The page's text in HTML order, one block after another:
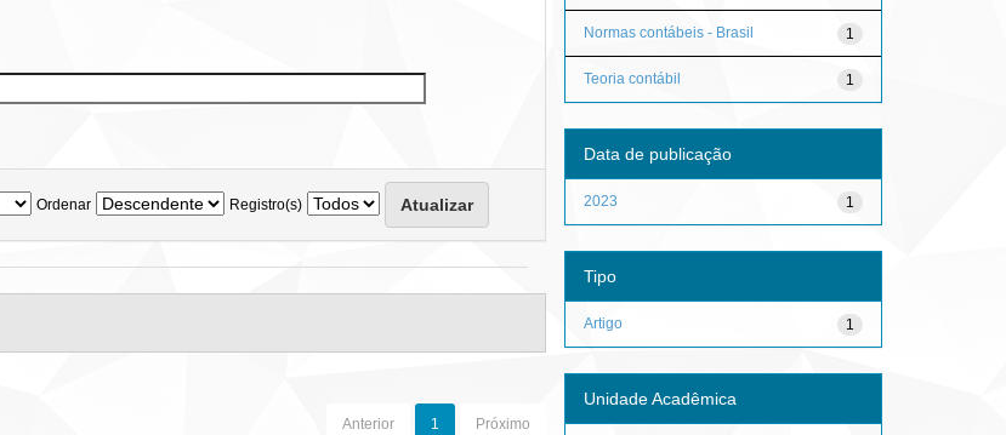
Ordenar Registro(s)
Anterior 1 Próximo
1
Normas contábeis - Brasil
1
Teoria contábil
Data de publicação
1
2023
Tipo
1
Artigo
Unidade Acadêmica